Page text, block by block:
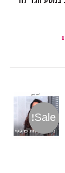
Sale!